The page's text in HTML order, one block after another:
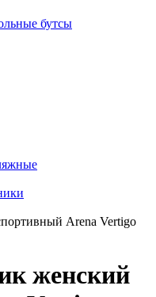
бутсы
Arena Vertigo
женский